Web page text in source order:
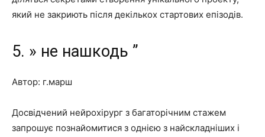
який не закриють після декількох стартових епізодів.
5. » не нашкодь ”
Автор: г.марш
Досвідчений нейрохірург з багаторічним стажем
запрошує познайомитися з однією з найскладніших і